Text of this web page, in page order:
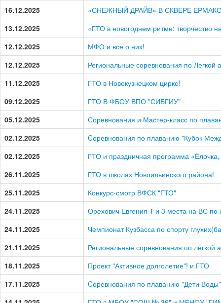
16.12.2025
«СНЕЖНЫЙ ДРАЙВ» В СКВЕРЕ
13.12.2025
«ГТО в новогоднем ритме: творчество
12.12.2025
МФО и все о них!
12.12.2025
Региональные соревнования по Легкой
11.12.2025
ГТО в Новокузнецком цирке!
09.12.2025
ГТО В ФБОУ ВПО "СИБГИУ"
05.12.2025
Соревнования и Мастер-класс по
02.12.2025
Cоревнования по плаванию "Кубок
02.12.2025
ГТО и праздничная программа
26.11.2025
ГТО в школах Новоильинского района!
25.11.2025
Конкурс-смотр ВФСК "ГТО"
24.11.2025
Орехович Евгения 1 и 3 места на ВС по
24.11.2025
Чемпионат Кузбасса по спорту
21.11.2025
Региональные соревнования по лёгкой
18.11.2025
Проект "Активное долголетие"! и ГТО
17.11.2025
Cоревнования по плаванию "Дети